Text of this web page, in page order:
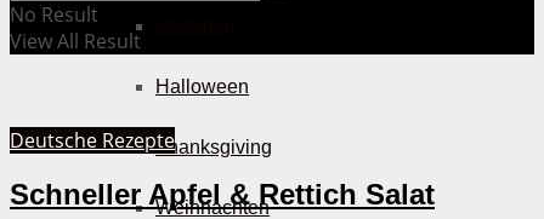
Halloween
Thanksgiving
Weihnachten
No Result
View All Result
Deutsche Rezepte
Schneller Apfel & Rettich Salat